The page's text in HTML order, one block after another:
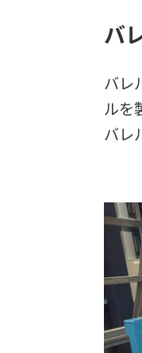
バ
バレ
ルを
バレ